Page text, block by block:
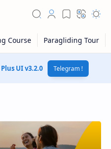
Plus UI v3.2.0 Telegram !